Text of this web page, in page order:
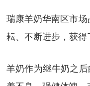
瑞康羊奶华南区市
耘、不断进步，获得
羊奶作为继牛奶之